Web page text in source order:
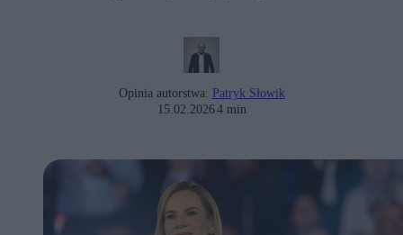
Opinia autorstwa: Patryk Słowik
15.02.20264 min